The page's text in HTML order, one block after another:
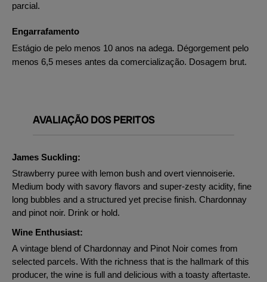
parcial.
Engarrafamento
Estágio de pelo menos 10 anos na adega. Dégorgement pelo
menos 6,5 meses antes da comercialização. Dosagem brut.
AVALIAÇÃO DOS PERITOS
James Suckling:
Strawberry puree with lemon bush and overt viennoiserie.
Medium body with savory flavors and super-zesty acidity, fine
long bubbles and a structured yet precise finish. Chardonnay
and pinot noir. Drink or hold.
Wine Enthusiast:
A vintage blend of Chardonnay and Pinot Noir comes from
selected parcels. With the richness that is the hallmark of this
producer, the wine is full and delicious with a toasty aftertaste.